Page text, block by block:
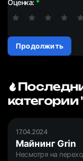
Оценка:
Продолжить
17.04.2024
Майнинг Grin
Несмотря на